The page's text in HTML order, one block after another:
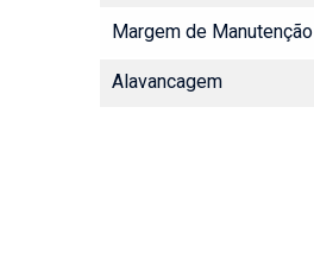
Margem de Manutenção
Alavancagem